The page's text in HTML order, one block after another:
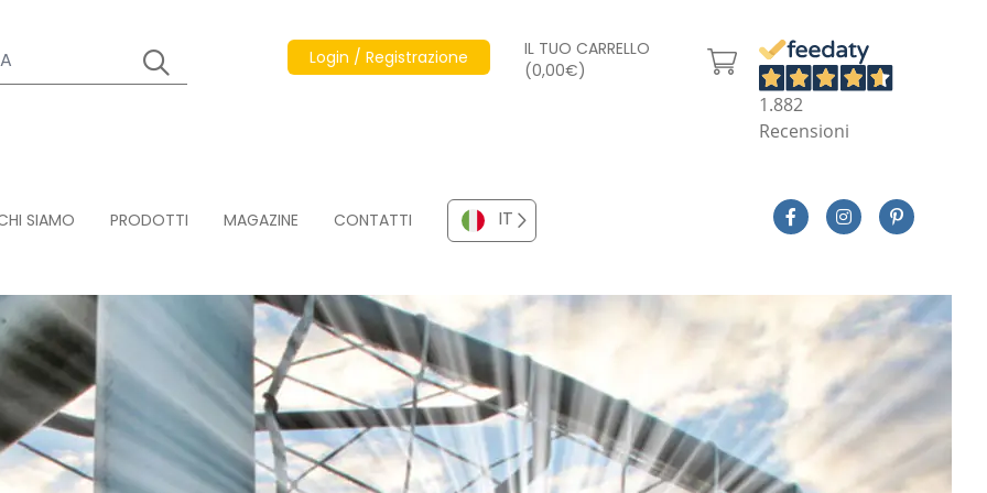
Login / Registrazione
IL TUO CARRELLO
(0,00€)
1.882
Recensioni
SIAMO PRODOTTI MAGAZINE CONTATTI IT